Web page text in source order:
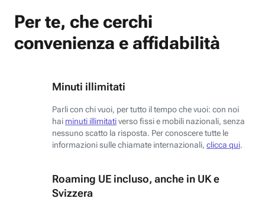
Per te, che cerchi
convenienza e affidabilità
Minuti illimitati
Parli con chi vuoi, per tutto il tempo che vuoi: con noi
hai minuti illimitativerso fissi e mobili nazionali, senza
nessuno scatto la risposta. Per conoscere tutte le
informazioni sulle chiamate internazionali, clicca qui.
Roaming UE incluso, anche in UK e
Svizzera